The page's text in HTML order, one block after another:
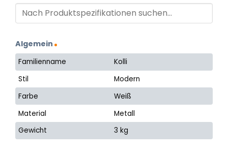
Algemein
Familienname
Kolli
Stil
Modern
Farbe
Weiß
Material
Metall
Gewicht
3 kg